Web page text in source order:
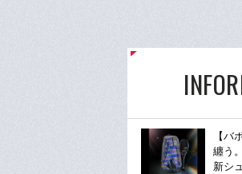
【バ
纏う
新シ